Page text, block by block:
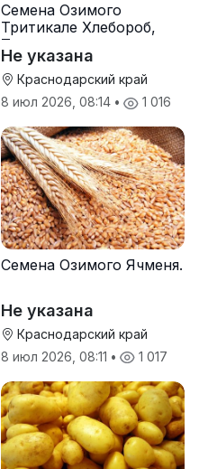
Семена Озимого
Тритикале Хлебороб,
Тихон
Не указана
Краснодарский край
8 июл 2026, 08:14 • 1 016
Семена Озимого Ячменя.
Не указана
Краснодарский край
8 июл 2026, 08:11 • 1 017